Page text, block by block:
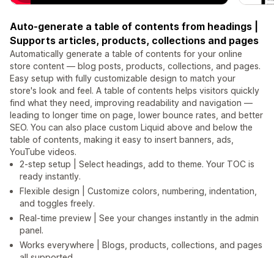
Auto-generate a table of contents from headings |
Supports articles, products, collections and pages
Automatically generate a table of contents for your online
store content — blog posts, products, collections, and pages.
Easy setup with fully customizable design to match your
store's look and feel. A table of contents helps visitors quickly
find what they need, improving readability and navigation —
leading to longer time on page, lower bounce rates, and better
SEO. You can also place custom Liquid above and below the
table of contents, making it easy to insert banners, ads,
YouTube videos.
2-step setup | Select headings, add to theme. Your TOC is
ready instantly.
Flexible design | Customize colors, numbering, indentation,
and toggles freely.
Real-time preview | See your changes instantly in the admin
panel.
Works everywhere | Blogs, products, collections, and pages